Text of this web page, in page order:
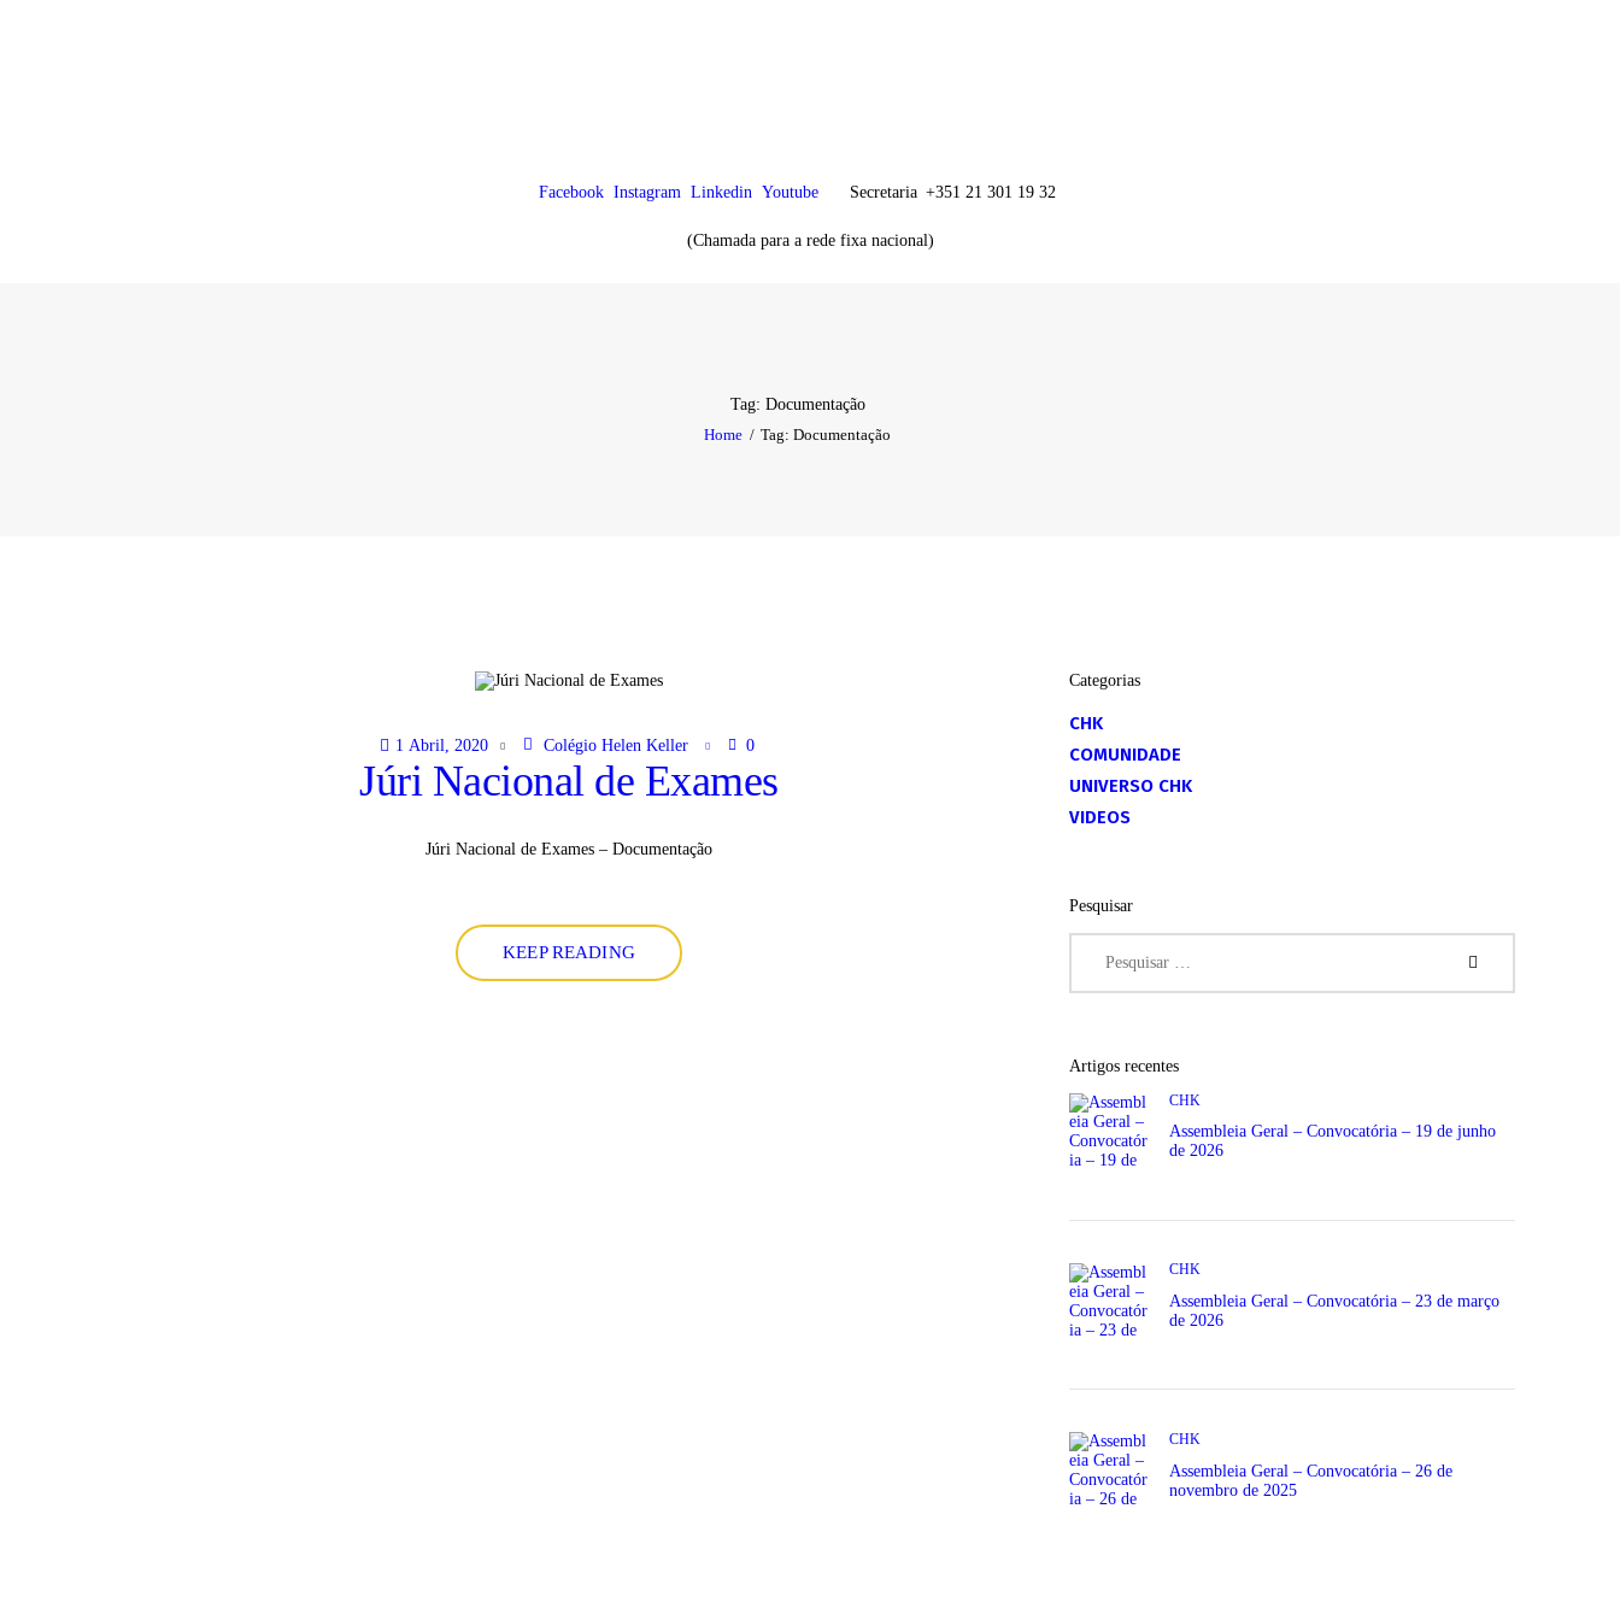
Facebook Instagram Linkedin Youtube Secretaria +351 21 301 19 32
(Chamada para a rede fixa nacional)
Tag: Documentação
Home
Tag: Documentação
ATIVIDADES
1 Abril, 2020 Colégio Helen Keller 0
Júri Nacional de Exames
Júri Nacional de Exames – Documentação
KEEP READING
Categorias
CHK
COMUNIDADE
UNIVERSO CHK
VIDEOS
Pesquisar
Artigos recentes
CHK
Assembleia Geral – Convocatória – 19 de junho
de 2026
CHK
Assembleia Geral – Convocatória – 23 de março
de 2026
CHK
Assembleia Geral – Convocatória – 26 de
novembro de 2025